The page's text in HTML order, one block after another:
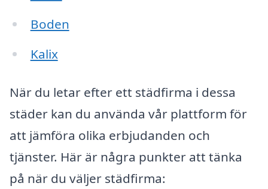
Boden
Kalix
När du letar efter ett städfirma i dessa
städer kan du använda vår plattform för
att jämföra olika erbjudanden och
tjänster. Här är några punkter att tänka
på när du väljer städfirma: